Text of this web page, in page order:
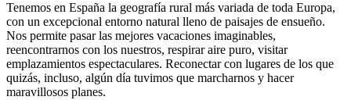
Tenemos en España la geografía rural más variada de toda Europa,
con un excepcional entorno natural lleno de paisajes de ensueño.
Nos permite pasar las mejores vacaciones imaginables,
reencontrarnos con los nuestros, respirar aire puro, visitar
emplazamientos espectaculares. Reconectar con lugares de los que
quizás, incluso, algún día tuvimos que marcharnos y hacer
maravillosos planes.